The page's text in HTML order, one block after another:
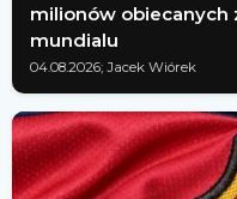
milionów obiecanych
mundialu
04.08.2026; Jacek Wiórek